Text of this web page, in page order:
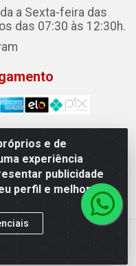
e de
experiência
publicidade
perfil e melhorar a
a Sexta-feira das
das 07:30 às 12:30h.
Alimentos LTDA -
148 - Centro - Oeiras/PI
0001-50